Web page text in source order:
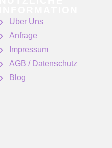
Uber Uns
Anfrage
Impressum
AGB / Datenschutz
Blog